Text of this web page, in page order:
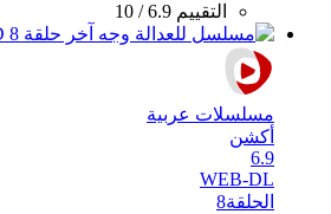
التقييم 6.9 / 10
مسلسلات عربية
أكشن
6.9
WEB-DL
الحلقة8